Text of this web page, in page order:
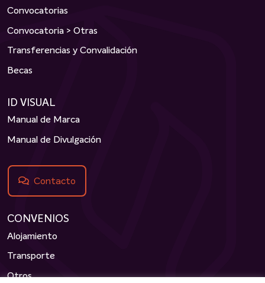
Convocatorias
Convocatoria > Otras
Transferencias y Convalidación
Becas
ID VISUAL
Manual de Marca
Manual de Divulgación
Contacto
CONVENIOS
Alojamiento
Transporte
Otros